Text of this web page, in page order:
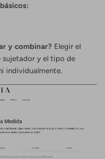
y combinar? Elegir el
y el tipo de
individualmente.